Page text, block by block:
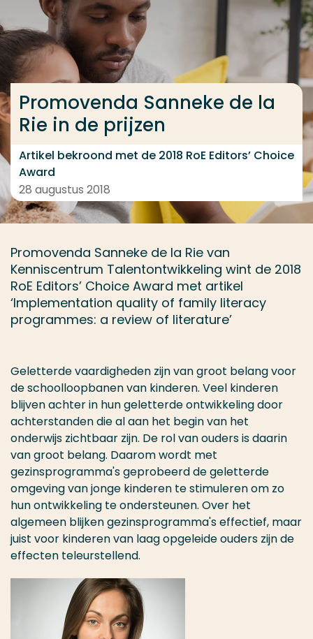
Ga direct naar de content
... > Prijs voor promovenda
Promovenda Sanneke de la
Rie in de prijzen
Artikel bekroond met de 2018 RoE Editors’ Choice
Award
28 augustus 2018
Promovenda Sanneke de la Rie van
Kenniscentrum Talentontwikkeling wint de 2018
RoE Editors’ Choice Award met artikel
‘Implementation quality of family literacy
programmes: a review of literature’
Geletterde vaardigheden zijn van groot belang voor
de schoolloopbanen van kinderen. Veel kinderen
blijven achter in hun geletterde ontwikkeling door
achterstanden die al aan het begin van het
onderwijs zichtbaar zijn. De rol van ouders is daarin
van groot belang. Daarom wordt met
gezinsprogramma's geprobeerd de geletterde
omgeving van jonge kinderen te stimuleren om zo
hun ontwikkeling te ondersteunen. Over het
algemeen blijken gezinsprogramma's effectief, maar
juist voor kinderen van laag opgeleide ouders zijn de
effecten teleurstellend.
Veel gezocht
Opleiding
Contact